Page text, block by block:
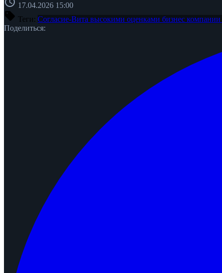
17.04.2026 15:00
sell Теги: Согласие-Вита высокими оценками бизнес компании
Поделиться: